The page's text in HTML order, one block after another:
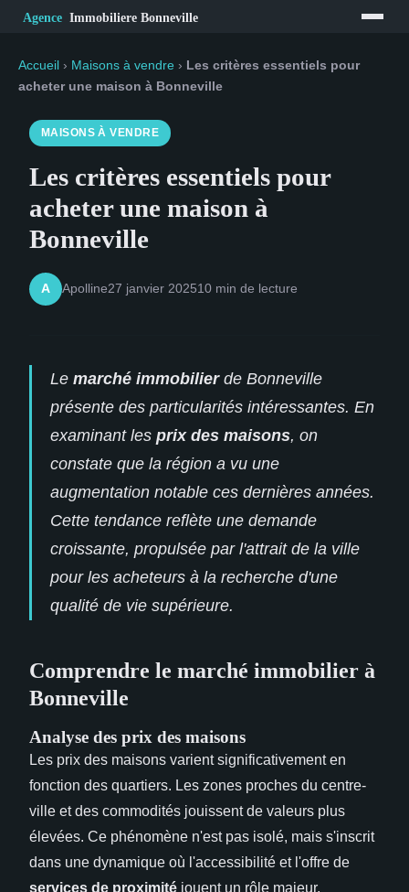
Accueil › Maisons à vendre › Les critères essentiels pour
acheter une maison à Bonneville
MAISONS À VENDRE
Les critères essentiels pour
acheter une maison à
Bonneville
A Apolline27 janvier 202510 min de lecture
Le marché immobilierde Bonneville
présente des particularités intéressantes. En
examinant les prix des maisons, on
constate que la région a vu une
augmentation notable ces dernières années.
Cette tendance reflète une demande
croissante, propulsée par l'attrait de la ville
pour les acheteurs à la recherche d'une
qualité de vie supérieure.
Comprendre le marché immobilier à
Bonneville
Analyse des prix des maisons
Les prix des maisons varient significativement en
fonction des quartiers. Les zones proches du centre-
ville et des commodités jouissent de valeurs plus
élevées. Ce phénomène n'est pas isolé, mais s'inscrit
dans une dynamique où l'accessibilité et l'offre de
services de proximité jouent un rôle majeur.